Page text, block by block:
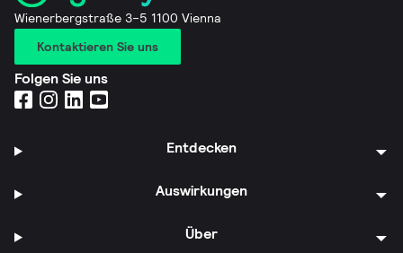
Wienerbergstraße 3–5 1100 Vienna
Kontaktieren Sie uns
Folgen Sie uns
Entdecken
Auswirkungen
Über